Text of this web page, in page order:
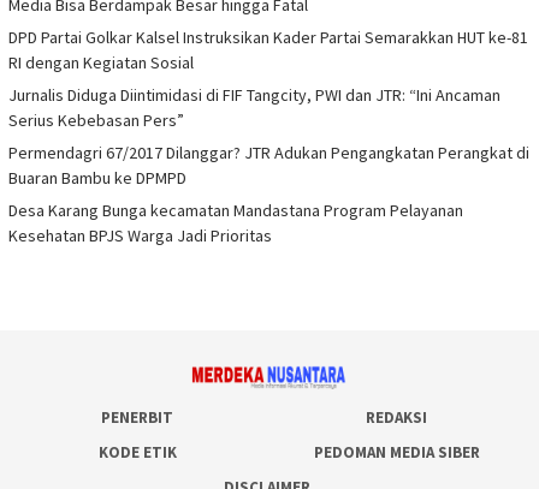
Media Bisa Berdampak Besar hingga Fatal
DPD Partai Golkar Kalsel Instruksikan Kader Partai Semarakkan HUT ke-81
RI dengan Kegiatan Sosial
Jurnalis Diduga Diintimidasi di FIF Tangcity, PWI dan JTR: “Ini Ancaman
Serius Kebebasan Pers”
Permendagri 67/2017 Dilanggar? JTR Adukan Pengangkatan Perangkat di
Buaran Bambu ke DPMPD
Desa Karang Bunga kecamatan Mandastana Program Pelayanan
Kesehatan BPJS Warga Jadi Prioritas
PENERBIT
REDAKSI
KODE ETIK
PEDOMAN MEDIA SIBER